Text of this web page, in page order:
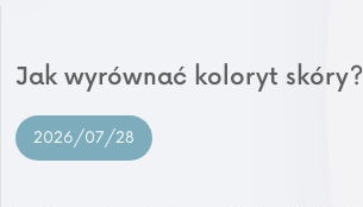
Jak wyrównać koloryt skóry?
2026/07/28